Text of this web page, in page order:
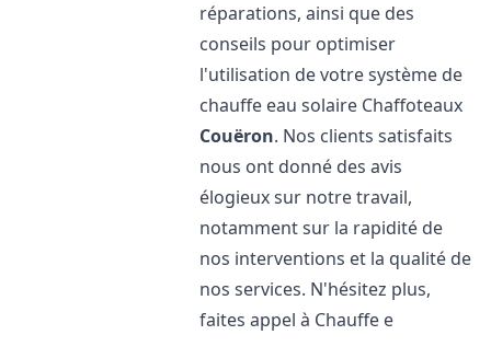
réparations, ainsi que des
conseils pour optimiser
l'utilisation de votre système de
chauffe eau solaire Chaffoteaux
Couëron. Nos clients satisfaits
nous ont donné des avis
élogieux sur notre travail,
notamment sur la rapidité de
nos interventions et la qualité de
nos services. N'hésitez plus,
faites appel à Chauffe e